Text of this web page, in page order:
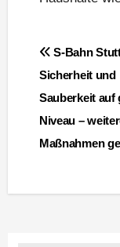
S-Bahn
Sicherheit und
Sauberkeit auf
Niveau –
Maßnahmen